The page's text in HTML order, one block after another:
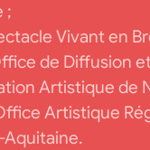
;
Vivant en
de Diffusion et
Artistique de
Artistique